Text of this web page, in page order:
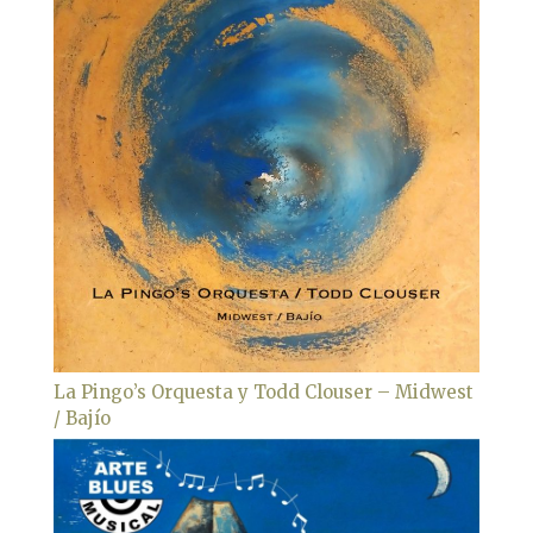
La Pingo’s Orquesta y Todd Clouser – Midwest
/ Bajío